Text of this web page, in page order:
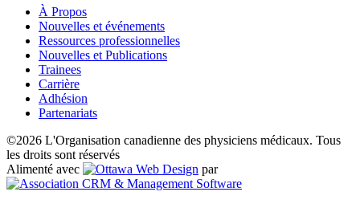
À Propos
Nouvelles et événements
Ressources professionnelles
Nouvelles et Publications
Trainees
Carrière
Adhésion
Partenariats
©2026 L'Organisation canadienne des physiciens médicaux. Tous
les droits sont réservés
Alimenté avec
par